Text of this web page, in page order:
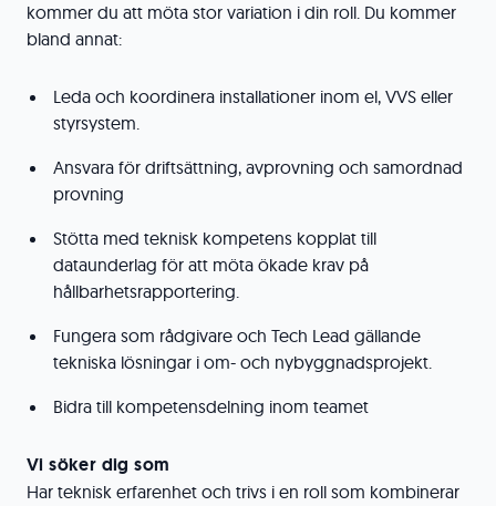
kommer du att möta stor variation i din roll. Du kommer
bland annat:
Leda och koordinera installationer inom el, VVS eller
styrsystem.
Ansvara för driftsättning, avprovning och samordnad
provning
Stötta med teknisk kompetens kopplat till
dataunderlag för att möta ökade krav på
hållbarhetsrapportering.
Fungera som rådgivare och Tech Lead gällande
tekniska lösningar i om- och nybyggnadsprojekt.
Bidra till kompetensdelning inom teamet
Vi söker dig som
Har teknisk erfarenhet och trivs i en roll som kombinerar